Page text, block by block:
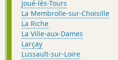
Joué-lès-Tours
La Membrolle-sur-Choisille
La Riche
La Ville-aux-Dames
Larçay
Lussault-sur-Loire